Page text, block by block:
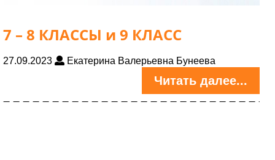
7 – 8 КЛАССЫ и 9 КЛАСС
27.09.2023 Екатерина Валерьевна Бунеева
Читать далее...